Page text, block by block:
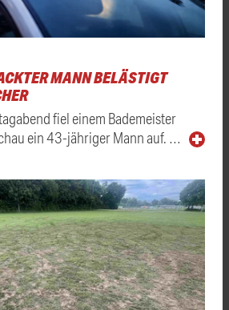
MANN BELÄSTIGT
fiel einem Bademeister
ein 43-jähriger Mann auf. …